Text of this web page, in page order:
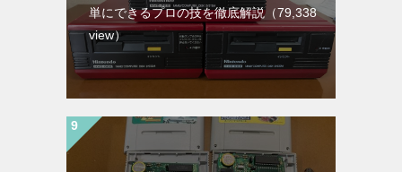
単にできるプロの技を徹底解説（79,338
view）